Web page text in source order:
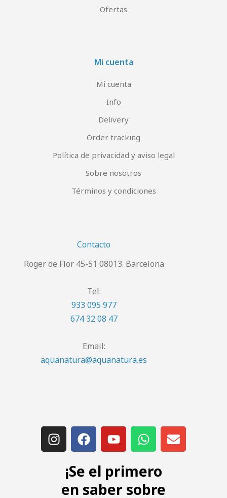
Ofertas
Mi cuenta
Mi cuenta
Info
Delivery
Order tracking
Política de privacidad y aviso legal
Sobre nosotros
Términos y condiciones
Contacto
Roger de Flor 45-51 08013. Barcelona
Tel:
933 095 977
674 32 08 47
Email:
aquanatura@aquanatura.es
¡Se el primero
en saber sobre